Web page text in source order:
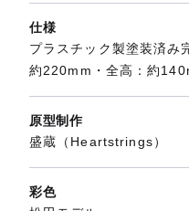
仕様
プラスチック製塗装済み
約220mm・全高：約
原型制作
盛蔵（Heartstrings）
彩色